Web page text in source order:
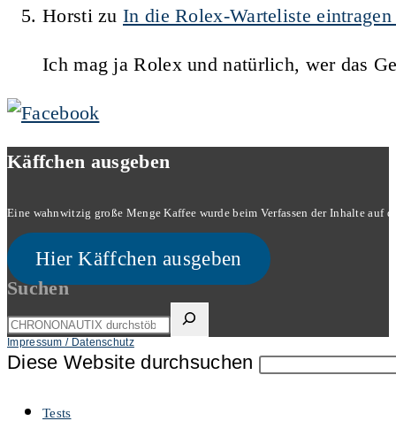
Horsti zuIn die Rolex-Warteliste
Ich mag ja Rolex und natürlich, wer das
Käffchen ausgeben
Eine wahnwitzig große Menge Kaffee wurde beim Verfassen der Inhalte auf
Hier Käffchen ausgeben
Suchen
Impressum / Datenschutz
Diese Website durchsuchen
Tests